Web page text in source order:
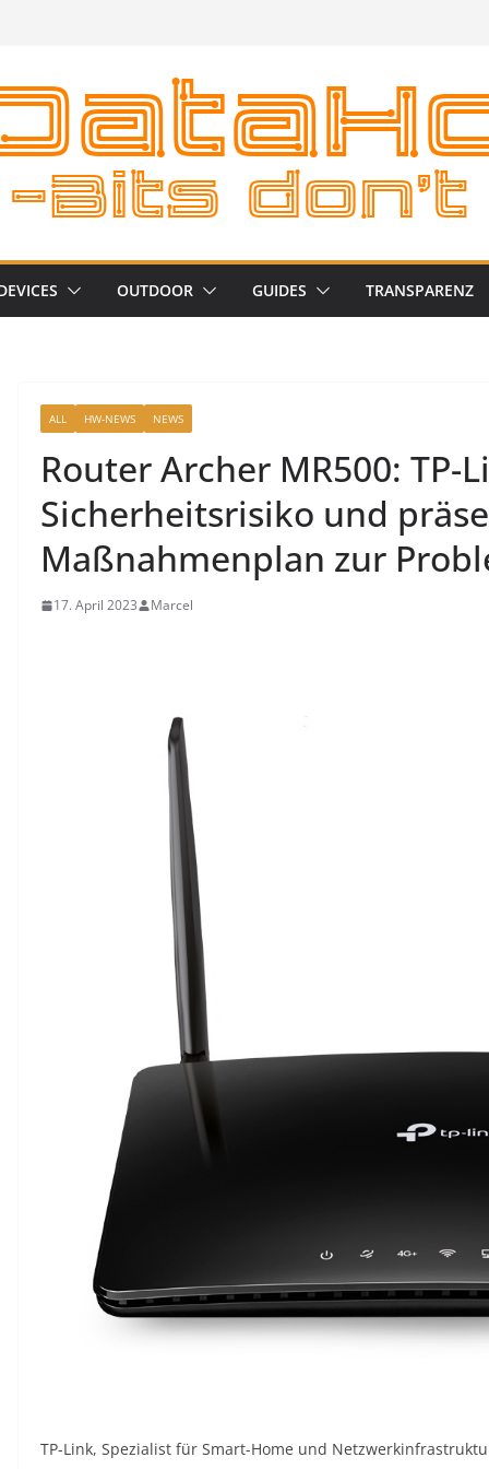
OUTDOOR GUIDES TRANSPARENZ
ALL HW-NEWS NEWS
Router Archer MR500: TP-
Sicherheitsrisiko und
Maßnahmenplan zur
17. April 2023 Marcel
TP-Link, Spezialist für Smart-Home und